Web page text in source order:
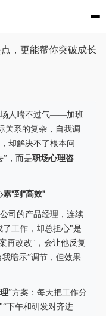
，更能帮你突破成长
场人喘不过气——加班
关系的复杂，自我调
却解决不了根本问
”，而是职场心理咨
累"到"高效"
司的产品经理，连续
了工作，却总担心"是
再改改"，会让他反复
暗示”调节，但效果
”方案：每天把工作分
下午和研发对齐进